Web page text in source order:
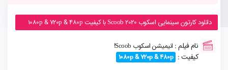
دانلود کارتون سینمایی اسکوب Scoob 2020 با کیفیت 1080p & 720p & 480p
نام فیلم : انیمیشن اسکوب Scoob!
کیفیت : 1080p & 720p & 480p